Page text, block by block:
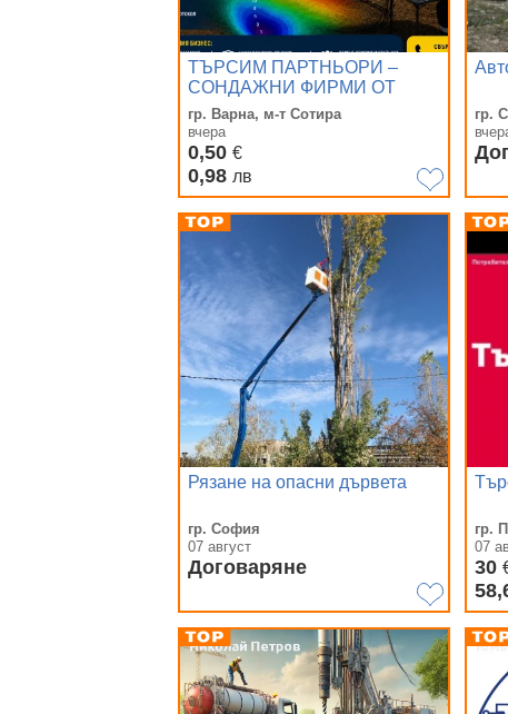
ТЪРСИМ ПАРТНЬОРИ –
СОНДАЖНИ ФИРМИ ОТ
ВАРНА, ШУМЕН И ДОБРИЧ
гр. Варна, м-т Сотира
вчера
0,50 €
0,98 лв
гр.
Рязане на опасни дървета
гр. София
07 август
Договаряне
гр.
07
30